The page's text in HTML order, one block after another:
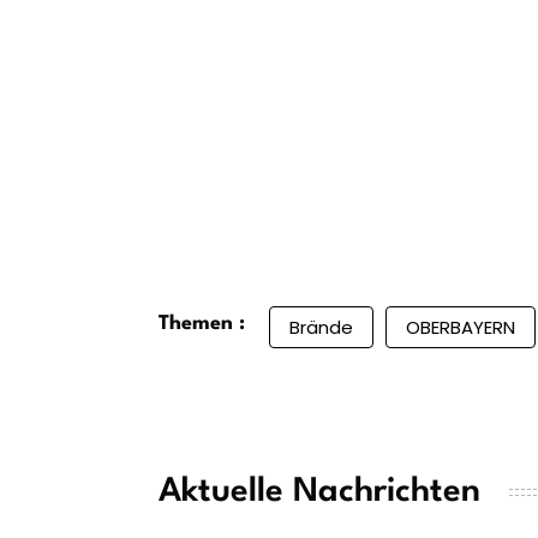
Themen : Brände OBERBAYERN
Aktuelle Nachrichten